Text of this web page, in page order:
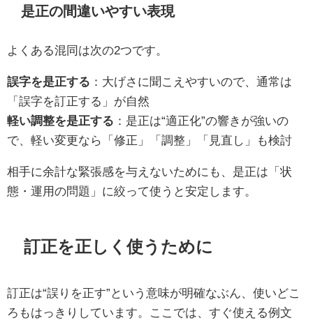
是正の間違いやすい表現
よくある混同は次の2つです。
誤字を是正する ：大げさに聞こえやすいので、通常は
「誤字を訂正する」が自然
軽い調整を是正する ：是正は“適正化”の響きが強いの
で、軽い変更なら「修正」「調整」「見直し」も検討
相手に余計な緊張感を与えないためにも、是正は「状
態・運用の問題」に絞って使うと安定します。
訂正を正しく使うために
訂正は“誤りを正す”という意味が明確なぶん、使いどこ
ろもはっきりしています。ここでは、すぐ使える例文